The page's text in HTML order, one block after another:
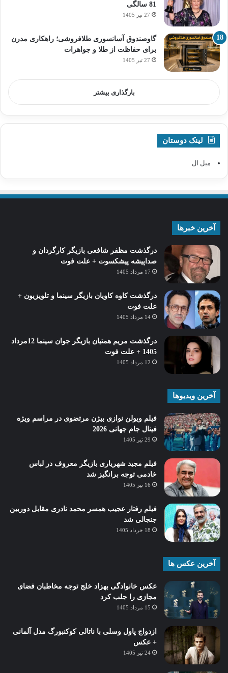
81 سالگی
27 تیر 1405
گاوصندوق آسانسوری طلافروشی؛ راهکاری مدرن
برای حفاظت از طلا و جواهرات
27 تیر 1405
بارگذاری بیشتر
لینک دوستان
مبل ال
آخرین خبرها
درگذشت مظفر شافعی بازیگر کارگردان و
صداپیشه پیشکسوت + علت فوت
17 مرداد 1405
درگذشت کاوه کاویان بازیگر سینما و تلویزیون +
علت فوت
14 مرداد 1405
درگذشت مریم همتیان بازیگر جوان سینما 12مرداد
1405 + علت فوت
12 مرداد 1405
آخرین ویدیوها
فیلم ویولن نوازی بیژن مرتضوی در مراسم ویژه
فینال جام جهانی 2026
29 تیر 1405
فیلم مجید شهریاری بازیگر معروف در لباس
خادمی توجه برانگیز شد
16 تیر 1405
فیلم رفتار عجیب همسر محمد نادری مقابل دوربین
جنجالی شد
18 خرداد 1405
آخرین عکس ها
عکس خانوادگی بهزاد خلج توجه مخاطبان فضای
مجازی را جلب کرد
15 مرداد 1405
ازدواج پاول وسلی با ناتالی کوکنبورگ مدل آلمانی
+ عکس
24 تیر 1405